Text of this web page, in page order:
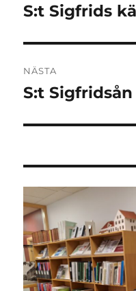
Föregående
S:t Sigfrids
NÄSTA
Nästa
S:t Sigfridsån